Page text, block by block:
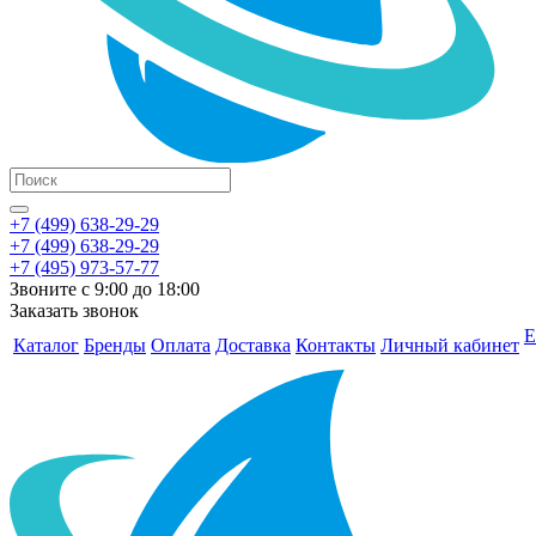
+7 (499) 638-29-29
+7 (499) 638-29-29
+7 (495) 973-57-77
Звоните с 9:00 до 18:00
Заказать звонок
Каталог Бренды Оплата Доставка Контакты Личный кабинет